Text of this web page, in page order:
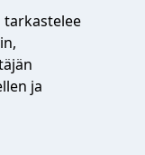
tarkastelee
ja